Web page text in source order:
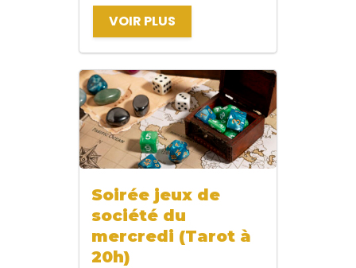
VOIR PLUS
Soirée jeux de
société du
mercredi (Tarot à
20h)